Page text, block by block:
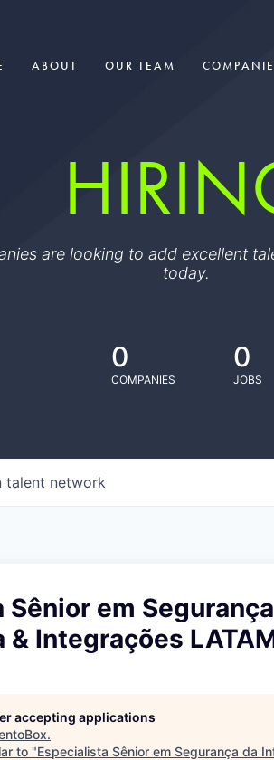
ABOUT OUR TEAM
are looking to add excellent
today.
0
COMPANIES
0
JOBS
talent network
em
Integrações
accepting applications
.
to "Especialista Sênior em Segurança da